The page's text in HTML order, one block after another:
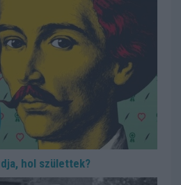
hol születtek?